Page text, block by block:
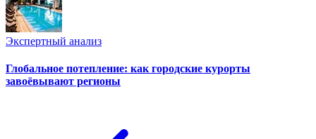
Экспертный анализ
Глобальное потепление: как городские курорты
завоёвывают регионы